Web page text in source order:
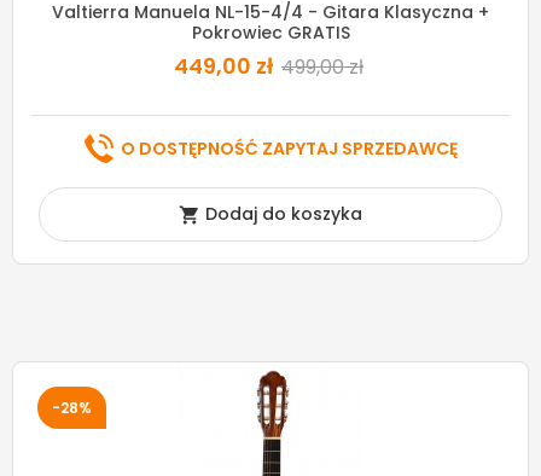
Valtierra Manuela NL-15-4/4 - Gitara Klasyczna +
Pokrowiec GRATIS
449,00 zł 499,00 zł
O DOSTĘPNOŚĆ ZAPYTAJ SPRZEDAWCĘ
 Dodaj do koszyka
-28%